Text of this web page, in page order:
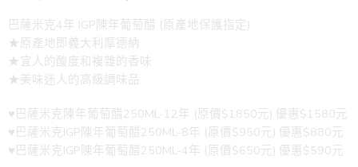
巴薩米克4年 IGP陳年葡萄醋 (原產地保護指定)
★原產地即義大利摩德納
★宜人的酸度和複雜的香味
★美味迷人的高級調味品
♥巴薩米克陳年葡萄醋250ML-12年 (原價$1850元) 優惠$1580元
♥巴薩米克IGP陳年葡萄醋250ML-8年 (原價$950元) 優惠$880元
♥巴薩米克IGP陳年葡萄醋250ML-4年 (原價$650元) 優惠$590元